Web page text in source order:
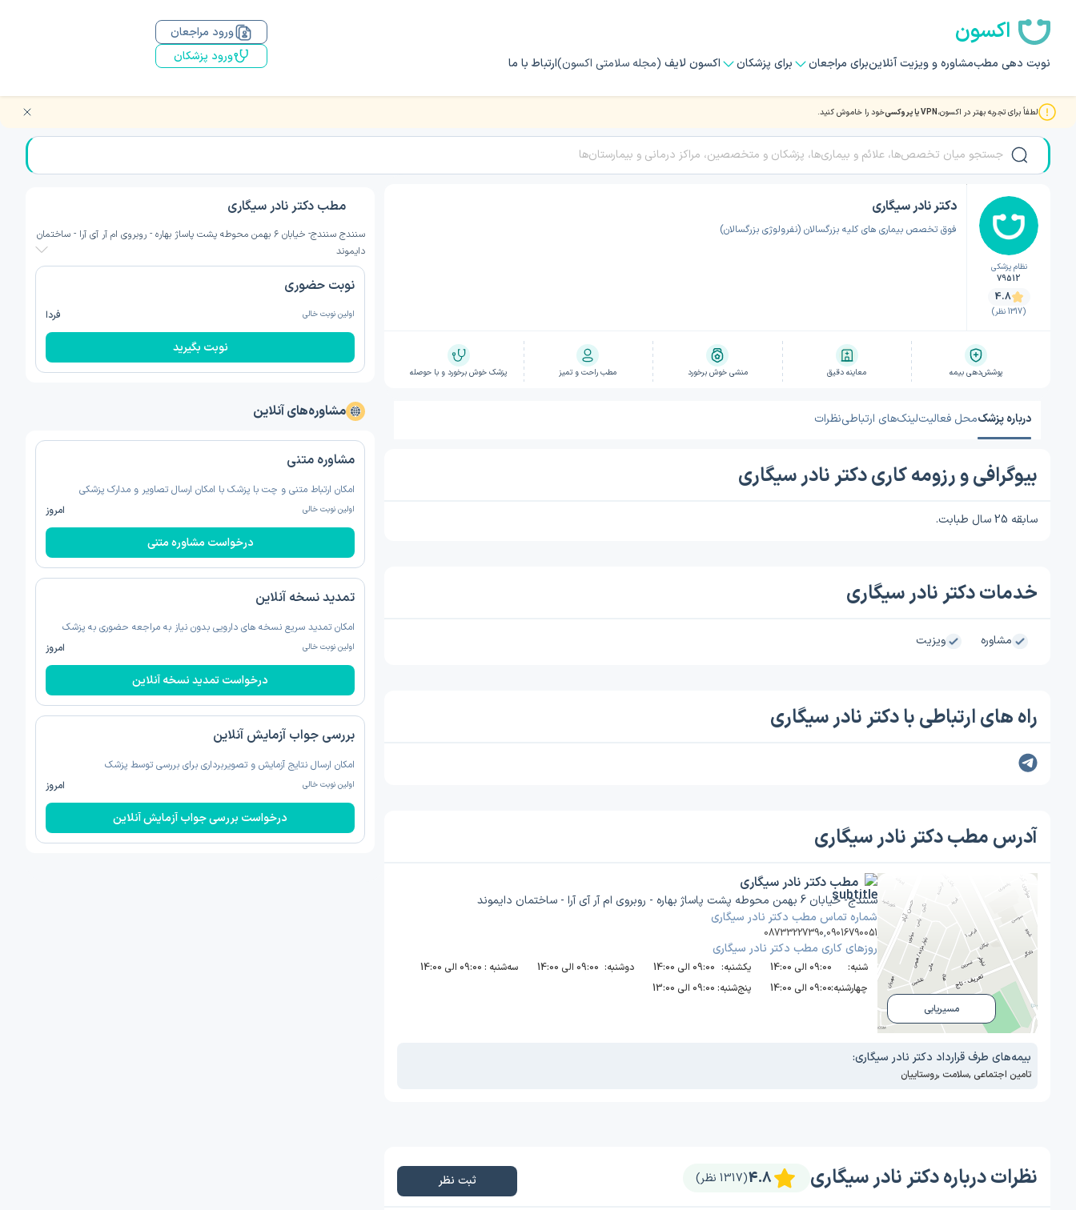
اکسون
نوبت دهی مطبمشاوره و ویزیت آنلاینبرای مراجعان برای پزشکان اکسون لایف (مجله سلامتی اکسون)ارتباط با ما
ورود مراجعان
ورود پزشکان
لطفاً برای تجربه بهتر در اکسون،VPN یا پروکسی خود را خاموش کنید. صفحه اصلی/دکتر کلیه (نفرولوژی)/دکتر کلیه (نفرولوژی) سنندج
نظام پزشکی
79512
4.8
(1317 نظر)
دکتر نادر سیگاری
فوق تخصص بیماری های کلیه بزرگسالان (نفرولوژی بزرگسالان)
پوشش‌دهی بیمه معاینه دقیق منشی خوش برخورد مطب راحت و تمیز پزشک خوش برخورد و با حوصله
درباره پزشکمحل فعالیتلینک‌های ارتباطینظرات
بیوگرافی و رزومه کاری دکتر نادر سیگاری
سابقه 25 سال طبابت.
خدمات دکتر نادر سیگاری
مشاوره ویزیت
راه های ارتباطی با دکتر نادر سیگاری
آدرس مطب دکتر نادر سیگاری
مسیریابی
مطب دکتر نادر سیگاری
سنندج- خیابان 6 بهمن محوطه پشت پاساژ بهاره - روبروی ام آر آی آرا - ساختمان دایموند
شماره تماس مطب دکتر نادر سیگاری
08733227390,09016790051
روز‌های کاری مطب دکتر نادر سیگاری
شنبه: 09:00 الی 14:00 یکشنبه: 09:00 الی 14:00 دوشنبه: 09:00 الی 14:00 سه‌شنبه : 09:00 الی 14:00
چهارشنبه:09:00 الی 14:00 پنج‌شنبه: 09:00 الی 13:00
بیمه‌های طرف قرارداد دکتر نادر سیگاری:
تامین اجتماعی ,سلامت ,روستاییان
نظرات درباره دکتر نادر سیگاری (1317 نظر)4.8 ثبت نظر
مطب دکتر نادر سیگاری
سنندج سنندج- خیابان ۶ بهمن محوطه پشت پاساژ بهاره - روبروی ام آر آی آرا - ساختمان
دایموند
نوبت حضوری
اولین نوبت خالی فردا
نوبت بگیرید
مشاوره‌های آنلاین
مشاوره متنی
امکان ارتباط متنی و چت با پزشک با امکان ارسال تصاویر و مدارک پزشکی
اولین نوبت خالی امروز
درخواست مشاوره متنی
تمدید نسخه‌ آنلاین
امکان تمدید سریع نسخه های دارویی بدون نیاز به مراجعه حضوری به پزشک
اولین نوبت خالی امروز
درخواست تمدید نسخه‌ آنلاین
بررسی جواب آزمایش آنلاین
امکان ارسال نتایج آزمایش و تصویربرداری برای بررسی توسط پزشک
اولین نوبت خالی امروز
درخواست بررسی جواب آزمایش آنلاین